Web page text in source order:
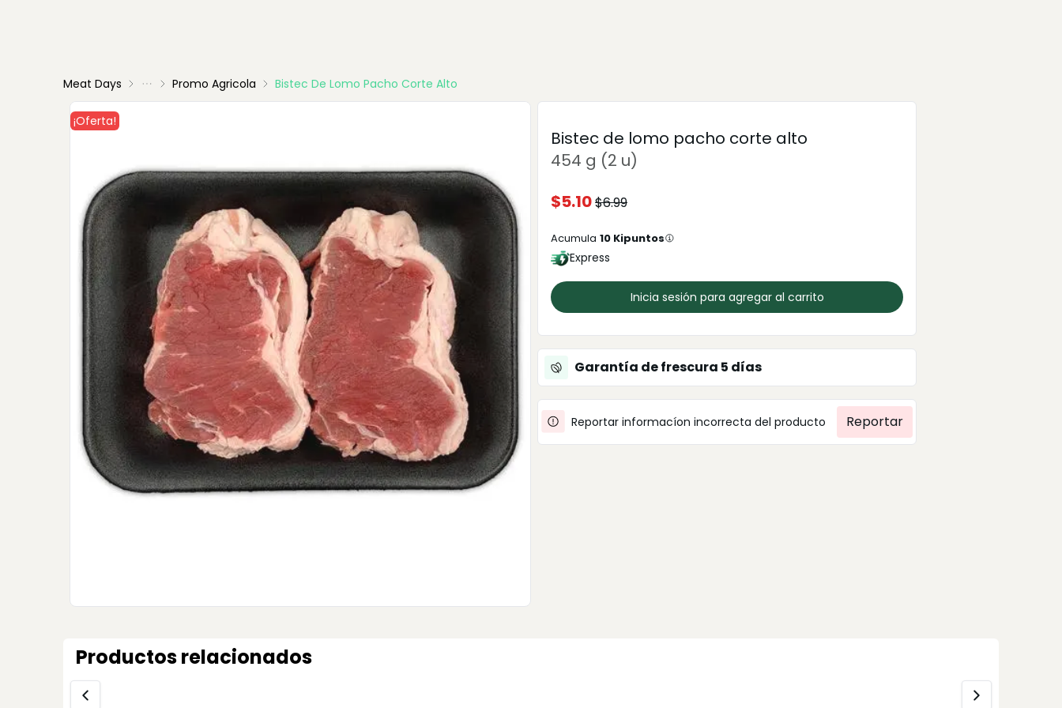
Meat Days Promo Agricola Bistec De Lomo Pacho Corte Alto
¡Oferta!
Bistec de lomo pacho corte alto
454 g (2 u)
$5.10$6.99
Acumula 10 Kipuntos
Express
Inicia sesión para agregar al carrito
Garantía de frescura 5 días
Reportar informacíon incorrecta del producto Reportar
Productos relacionados